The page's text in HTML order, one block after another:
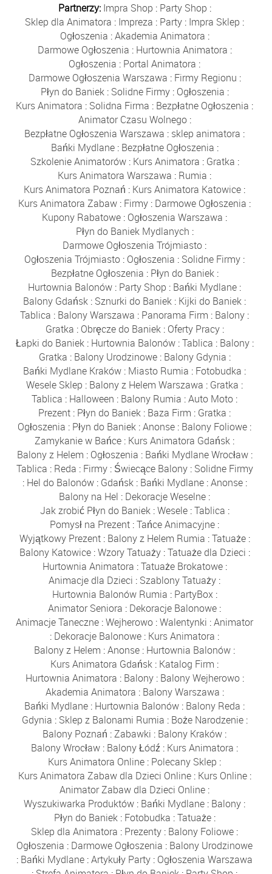
Partnerzy: Impra Shop : Party Shop :
Sklep dla Animatora : Impreza : Party : Impra Sklep :
Ogłoszenia :Akademia Animatora :
Darmowe Ogłoszenia : Hurtownia Animatora :
Ogłoszenia : Portal Animatora :
Darmowe Ogłoszenia Warszawa : Firmy Regionu :
Płyn do Baniek: Solidne Firmy: Ogłoszenia :
Kurs Animatora : Solidna Firma : Bezpłatne Ogłoszenia :
Animator Czasu Wolnego:
Bezpłatne Ogłoszenia Warszawa : sklep animatora :
Bańki Mydlane: Bezpłatne Ogłoszenia :
Szkolenie Animatorów: Kurs Animatora : Gratka :
Kurs Animatora Warszawa : Rumia :
Kurs Animatora Poznań : Kurs Animatora Katowice :
Kurs Animatora Zabaw : Firmy : Darmowe Ogłoszenia :
Kupony Rabatowe : Ogłoszenia Warszawa :
Płyn do Baniek Mydlanych :
Darmowe Ogłoszenia Trójmiasto :
Ogłoszenia Trójmiasto : Ogłoszenia : Solidne Firmy :
Bezpłatne Ogłoszenia : Płyn do Baniek:
Hurtownia Balonów : Party Shop : Bańki Mydlane :
Balony Gdańsk : Sznurki do Baniek : Kijki do Baniek :
Tablica : Balony Warszawa : Panorama Firm : Balony :
Gratka : Obręcze do Baniek: Oferty Pracy:
Łapki do Baniek: Hurtownia Balonów:Tablica : Balony:
Gratka : Balony Urodzinowe: Balony Gdynia :
Bańki Mydlane Kraków : Miasto Rumia : Fotobudka :
Wesele Sklep : Balony z Helem Warszawa : Gratka :
Tablica : Halloween : Balony Rumia :Auto Moto :
Prezent : Płyn do Baniek : Baza Firm : Gratka :
Ogłoszenia : Płyn do Baniek :Anonse : Balony Foliowe :
Zamykanie w Bańce : Kurs Animatora Gdańsk :
Balony z Helem : Ogłoszenia : Bańki Mydlane Wrocław:
Tablica : Reda : Firmy: Świecące Balony: Solidne Firmy
: Hel do Balonów: Gdańsk: Bańki Mydlane:Anonse:
Balony na Hel : Dekoracje Weselne :
Jak zrobić Płyn do Baniek:Wesele:Tablica :
Pomysł na Prezent :Tańce Animacyjne :
Wyjątkowy Prezent: Balony z Helem Rumia :Tatuaże:
Balony Katowice:Wzory Tatuaży:Tatuaże dla Dzieci :
Hurtownia Animatora :Tatuaże Brokatowe:
Animacje dla Dzieci : Szablony Tatuaży :
Hurtownia Balonów Rumia : PartyBox:
Animator Seniora : Dekoracje Balonowe :
Animacje Taneczne :Wejherowo :Walentynki :Animator
: Dekoracje Balonowe : Kurs Animatora :
Balony z Helem :Anonse : Hurtownia Balonów :
Kurs Animatora Gdańsk : Katalog Firm :
Hurtownia Animatora : Balony: Balony Wejherowo:
Akademia Animatora : Balony Warszawa :
Bańki Mydlane : Hurtownia Balonów : Balony Reda :
Gdynia : Sklep z Balonami Rumia : Boże Narodzenie:
Balony Poznań :Zabawki : Balony Kraków :
Balony Wrocław : Balony Łódź : Kurs Animatora :
Kurs Animatora Online : Polecany Sklep :
Kurs Animatora Zabaw dla Dzieci Online: Kurs Online:
Animator Zabaw dla Dzieci Online :
Wyszukiwarka Produktów : Bańki Mydlane : Balony :
Płyn do Baniek: Fotobudka :Tatuaże:
Sklep dla Animatora : Prezenty : Balony Foliowe :
Ogłoszenia : Darmowe Ogłoszenia : Balony Urodzinowe
: Bańki Mydlane :Artykuły Party : Ogłoszenia Warszawa